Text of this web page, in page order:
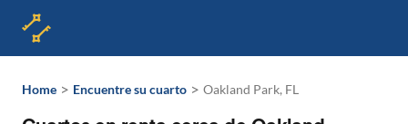
Home > Encuentre su cuarto > Oakland Park, FL